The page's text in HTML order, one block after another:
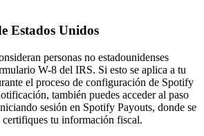
Estados Unidos
personas no estadounidenses
W-8 del IRS. Si esto se aplica a tu
el proceso de configuración de Spotify
también puedes acceder al paso
sesión en Spotify Payouts, donde se
certifiques tu información fiscal.